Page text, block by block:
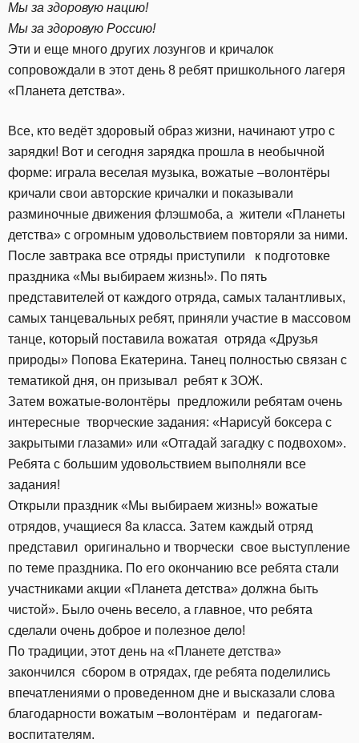
Мы за здоровую нацию!
Мы за здоровую Россию!
Эти и еще много других лозунгов и кричалок
сопровождали в этот день 8 ребят пришкольного лагеря
«Планета детства».
Все, кто ведёт здоровый образ жизни, начинают утро с
зарядки! Вот и сегодня зарядка прошла в необычной
форме: играла веселая музыка, вожатые –волонтёры
кричали свои авторские кричалки и показывали
разминочные движения флэшмоба, а жители «Планеты
детства» с огромным удовольствием повторяли за ними.
После завтрака все отряды приступили к подготовке
праздника «Мы выбираем жизнь!». По пять
представителей от каждого отряда, самых талантливых,
самых танцевальных ребят, приняли участие в массовом
танце, который поставила вожатая отряда «Друзья
природы» Попова Екатерина. Танец полностью связан с
тематикой дня, он призывал ребят к ЗОЖ.
Затем вожатые-волонтёры предложили ребятам очень
интересные творческие задания: «Нарисуй боксера с
закрытыми глазами» или «Отгадай загадку с подвохом».
Ребята с большим удовольствием выполняли все
задания!
Открыли праздник «Мы выбираем жизнь!» вожатые
отрядов, учащиеся 8а класса. Затем каждый отряд
представил оригинально и творчески свое выступление
по теме праздника. По его окончанию все ребята стали
участниками акции «Планета детства» должна быть
чистой». Было очень весело, а главное, что ребята
сделали очень доброе и полезное дело!
По традиции, этот день на «Планете детства»
закончился сбором в отрядах, где ребята поделились
впечатлениями о проведенном дне и высказали слова
благодарности вожатым –волонтёрам и педагогам-
воспитателям.